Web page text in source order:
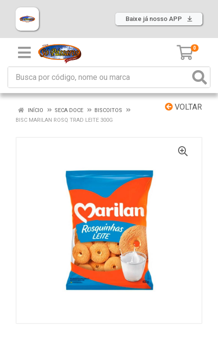
Baixe já nosso APP
0
VOLTAR
INÍCIO SECA DOCE
BISCOITOS
BISC MARILAN ROSQ TRAD LEITE 300G